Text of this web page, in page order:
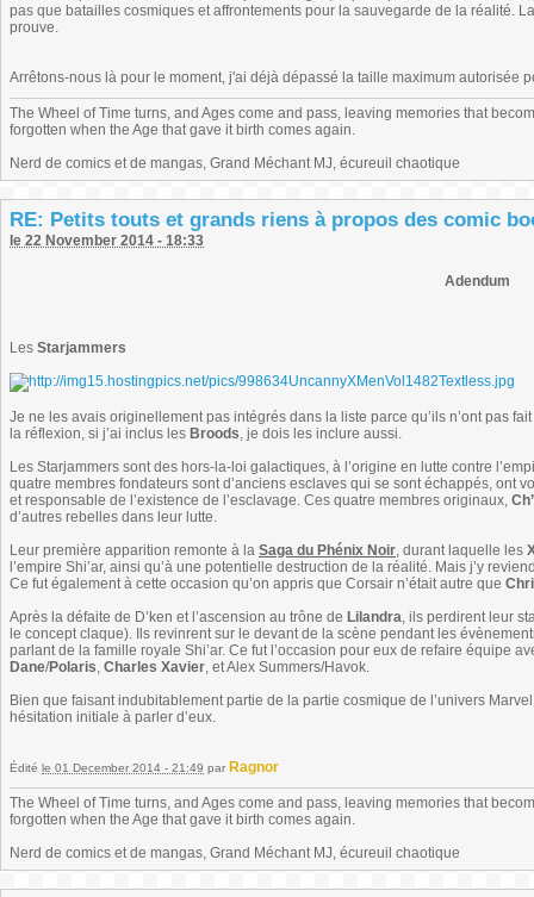
pas que batailles cosmiques et affrontements pour la sauvegarde de la réalité.
prouve.
Arrêtons-nous là pour le moment, j'ai déjà dépassé la taille maximum autorisée
The Wheel of Time turns, and Ages come and pass, leaving memories that
forgotten when the Age that gave it birth comes again.
Nerd de comics et de mangas, Grand Méchant MJ, écureuil chaotique
RE: Petits touts et grands riens à propos des comic
le 22 November 2014 - 18:33
Adendum
Les Starjammers
Je ne les avais originellement pas intégrés dans la liste parce qu’ils n’ont pas
la réflexion, si j’ai inclus les Broods, je dois les inclure aussi.
Les Starjammers sont des hors-la-loi galactiques, à l’origine en lutte contre
quatre membres fondateurs sont d’anciens esclaves qui se sont échappés, ont
et responsable de l’existence de l’esclavage. Ces quatre membres originaux,
d’autres rebelles dans leur lutte.
Leur première apparition remonte à la Saga du Phénix Noir, durant laquelle les
l’empire Shi’ar, ainsi qu’à une potentielle destruction de la réalité. Mais j’y
Ce fut également à cette occasion qu’on appris que Corsair n’était autre que
Après la défaite de D’ken et l’ascension au trône de Lilandra, ils perdirent leur
le concept claque). Ils revinrent sur le devant de la scène pendant les
parlant de la famille royale Shi’ar. Ce fut l’occasion pour eux de refaire équipe
Dane/Polaris, Charles Xavier, et Alex Summers/Havok.
Bien que faisant indubitablement partie de la partie cosmique de l’univers
hésitation initiale à parler d’eux.
Édité le 01 December 2014 - 21:49 par Ragnor
The Wheel of Time turns, and Ages come and pass, leaving memories that
forgotten when the Age that gave it birth comes again.
Nerd de comics et de mangas, Grand Méchant MJ, écureuil chaotique